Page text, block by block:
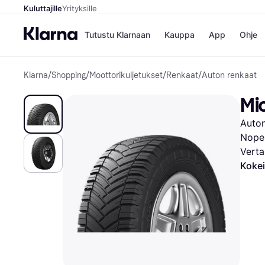
KuluttajilleYrityksille
Tutustu Klarnaan Kauppa
Kaupat
Gigantti
H&M
Peten
Wolt
App Ohje
Klarna/Shopping/Moottorikuljetukset/Renkaat/Auton renkaat